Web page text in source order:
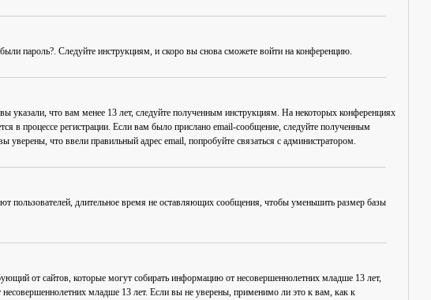
пароль?. Следуйте инструкциям, и скоро вы снова сможете войти на конференцию.
указали, что вам менее 13 лет, следуйте полученным инструкциям. На некоторых конференциях
в процессе регистрации. Если вам было прислано email-сообщение, следуйте полученным
что ввели правильный адрес email, попробуйте связаться с администратором.
пользователей, длительное время не оставляющих сообщения, чтобы уменьшить размер базы
от сайтов, которые могут собирать информацию от несовершеннолетних младше 13 лет,
младше 13 лет. Если вы не уверены, применимо ли это к вам, как к